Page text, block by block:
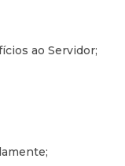
ao Servidor;